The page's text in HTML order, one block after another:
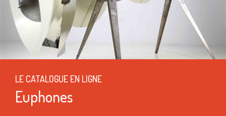
LE CATALOGUE EN LIGNE
Euphones